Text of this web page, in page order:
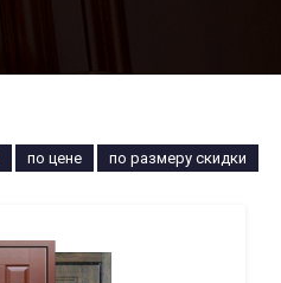
по цене по размеру скидки